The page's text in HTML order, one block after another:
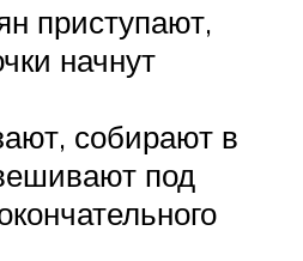
приступают,
начнут
собирают в
под